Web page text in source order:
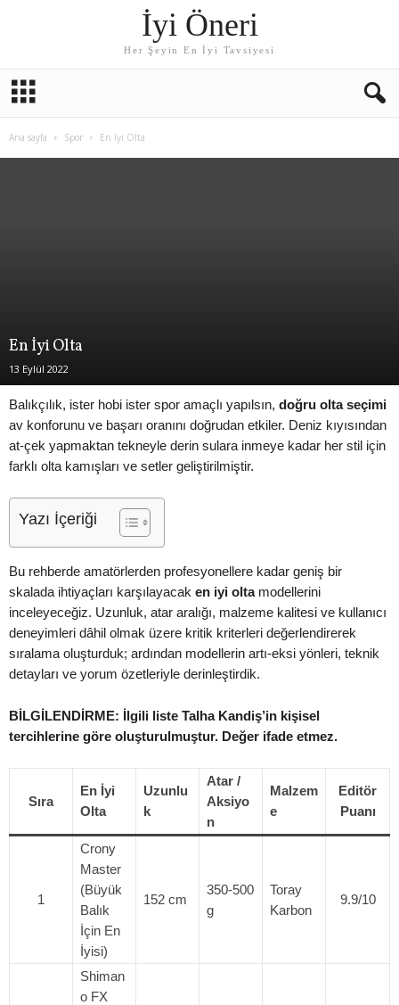
İyi Öneri
Her Şeyin En İyi Tavsiyesi
Ana sayfa Spor En İyi Olta
En İyi Olta
13 Eylül 2022
Balıkçılık, ister hobi ister spor amaçlı yapılsın, doğru olta seçimi
av konforunu ve başarı oranını doğrudan etkiler. Deniz kıyısından
at-çek yapmaktan tekneyle derin sulara inmeye kadar her stil için
farklı olta kamışları ve setler geliştirilmiştir.
Yazı İçeriği
Bu rehberde amatörlerden profesyonellere kadar geniş bir
skalada ihtiyaçları karşılayacak en iyi oltamodellerini
inceleyeceğiz. Uzunluk, atar aralığı, malzeme kalitesi ve kullanıcı
deneyimleri dâhil olmak üzere kritik kriterleri değerlendirerek
sıralama oluşturduk; ardından modellerin artı-eksi yönleri, teknik
detayları ve yorum özetleriyle derinleştirdik.
BİLGİLENDİRME: İlgili liste Talha Kandiş’in kişisel
tercihlerine göre oluşturulmuştur. Değer ifade etmez.
Sıra
En İyi
Olta
Uzunlu
k
Atar /
Aksiyo
n
Malzem
e
Editör
Puanı
1
Crony
Master
(Büyük
Balık
İçin En
İyisi)
152 cm
350-500
g
Toray
Karbon
9.9/10
Shiman
o FX